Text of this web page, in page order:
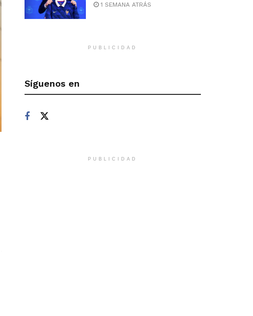
1 SEMANA ATRÁS
PUBLICIDAD
Síguenos en
PUBLICIDAD